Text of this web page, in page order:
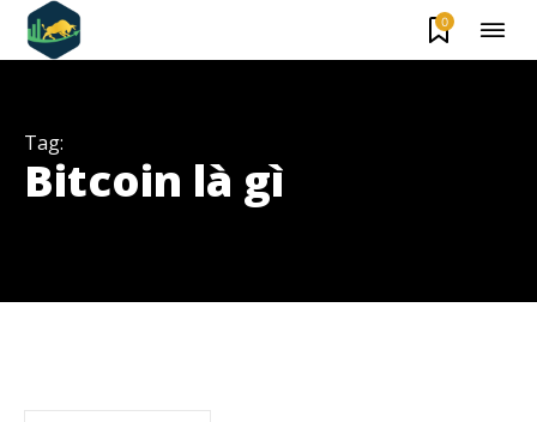
0
Tag:
Bitcoin là gì